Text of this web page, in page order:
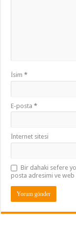
İsim*
E-posta*
İnternet sitesi
Bir dahaki sefere
posta adresimi ve web